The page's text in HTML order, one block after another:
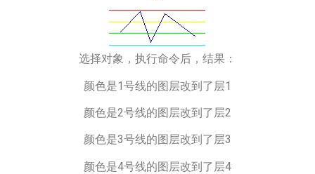
选择对象，执行命令后，结果：
颜色是1号线的图层改到了层1
颜色是2号线的图层改到了层2
颜色是3号线的图层改到了层3
颜色是4号线的图层改到了层4